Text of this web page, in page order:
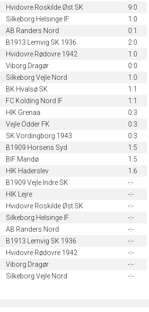
Hvidovre Roskilde Øst SK
9:0
Silkeborg Helsinge IF
1:0
AB Randers Nord
0:1
B1913 Lemvig SK 1936
2:0
Hvidovre Rødovre 1942
1:0
Viborg Dragør
0:0
Silkeborg Vejle Nord
1:0
BK Hvalsø SK
1:1
FC Kolding Nord IF
1:1
HIK Grenaa
0:3
Vejle Odder FK
0:3
SK Vordingborg 1943
0:3
B1909 Horsens Syd
1:5
BIF Mandø
1:5
HIK Haderslev
1:6
B1909 Vejle Indre SK
-:-
HIK Lejre
-:-
Hvidovre Roskilde Øst SK
-:-
Silkeborg Helsinge IF
-:-
AB Randers Nord
-:-
B1913 Lemvig SK 1936
-:-
Hvidovre Rødovre 1942
-:-
Viborg Dragør
-:-
Silkeborg Vejle Nord -:-